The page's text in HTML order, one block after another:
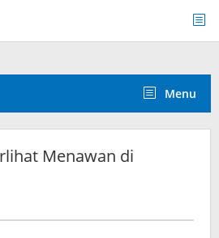
Menu
Menawan di